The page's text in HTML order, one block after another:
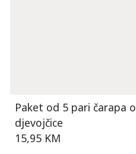
Paket od 5 pari čarapa
djevojčice
15,95 KM